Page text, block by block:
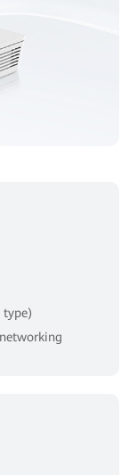
type)